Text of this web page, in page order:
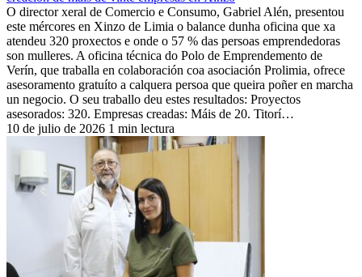
O director xeral de Comercio e Consumo, Gabriel Alén, presentou
este mércores en Xinzo de Limia o balance dunha oficina que xa
atendeu 320 proxectos e onde o 57 % das persoas emprendedoras
son mulleres. A oficina técnica do Polo de Emprendemento de
Verín, que traballa en colaboración coa asociación Prolimia, ofrece
asesoramento gratuíto a calquera persoa que queira poñer en marcha
un negocio. O seu traballo deu estes resultados: Proyectos
asesorados: 320. Empresas creadas: Máis de 20. Titorí…
10 de julio de 2026 1 min lectura